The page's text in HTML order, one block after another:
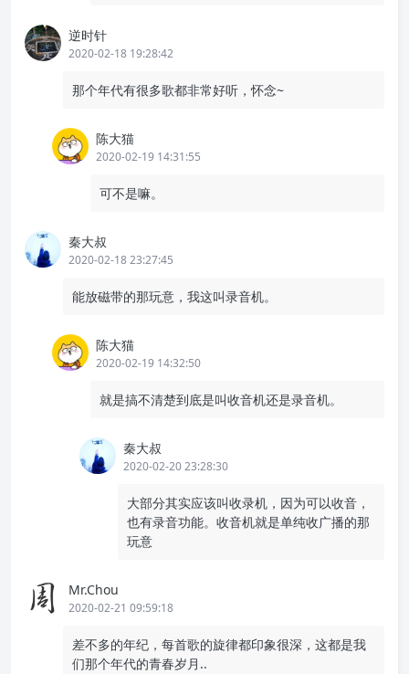
逆时针
2020-02-18 19:28:42
那个年代有很多歌都非常好听，怀念~
陈大猫
2020-02-19 14:31:55
可不是嘛。
秦大叔
2020-02-18 23:27:45
能放磁带的那玩意，我这叫录音机。
陈大猫
2020-02-19 14:32:50
就是搞不清楚到底是叫收音机还是录音机。
秦大叔
2020-02-20 23:28:30
大部分其实应该叫收录机，因为可以收音，
也有录音功能。收音机就是单纯收广播的那
玩意
Mr.Chou
2020-02-21 09:59:18
差不多的年纪，每首歌的旋律都印象很深，这都是我
们那个年代的青春岁月..